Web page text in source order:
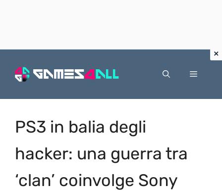
Menu
PS3 in balia degli
hacker: una guerra tra
‘clan’ coinvolge Sony